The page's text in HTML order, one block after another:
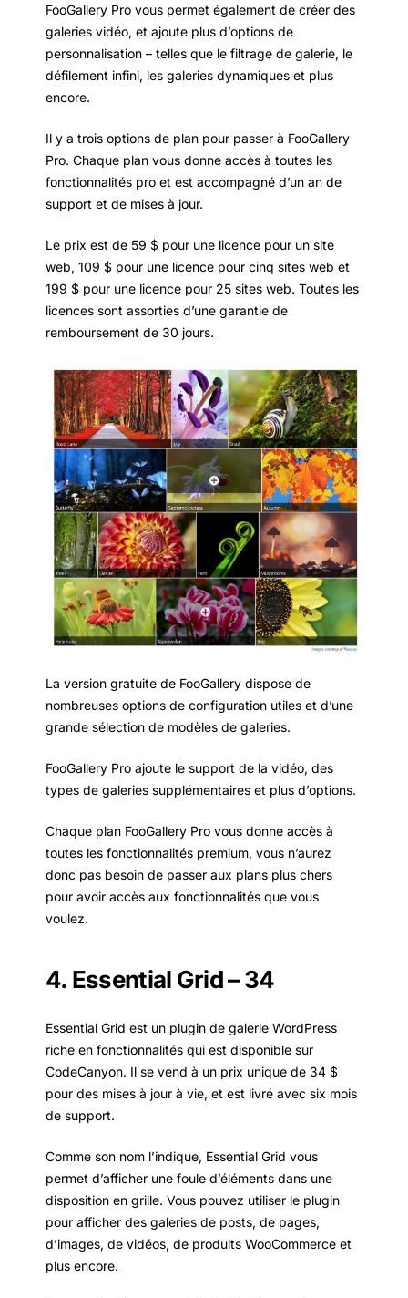
FooGallery Pro vous permet également de créer des
galeries vidéo, et ajoute plus d’options de
personnalisation – telles que le filtrage de galerie, le
défilement infini, les galeries dynamiques et plus
encore.
Il y a trois options de plan pour passer à FooGallery
Pro. Chaque plan vous donne accès à toutes les
fonctionnalités pro et est accompagné d’un an de
support et de mises à jour.
Le prix est de 59 $ pour une licence pour un site
web, 109 $ pour une licence pour cinq sites web et
199 $ pour une licence pour 25 sites web. Toutes les
licences sont assorties d’une garantie de
remboursement de 30 jours.
La version gratuite de FooGallery dispose de
nombreuses options de configuration utiles et d’une
grande sélection de modèles de galeries.
FooGallery Pro ajoute le support de la vidéo, des
types de galeries supplémentaires et plus d’options.
Chaque plan FooGallery Pro vous donne accès à
toutes les fonctionnalités premium, vous n’aurez
donc pas besoin de passer aux plans plus chers
pour avoir accès aux fonctionnalités que vous
voulez.
4. Essential Grid – 34
Essential Grid est un plugin de galerie WordPress
riche en fonctionnalités qui est disponible sur
CodeCanyon. Il se vend à un prix unique de 34 $
pour des mises à jour à vie, et est livré avec six mois
de support.
Comme son nom l’indique, Essential Grid vous
permet d’afficher une foule d’éléments dans une
disposition en grille. Vous pouvez utiliser le plugin
pour afficher des galeries de posts, de pages,
d’images, de vidéos, de produits WooCommerce et
plus encore.